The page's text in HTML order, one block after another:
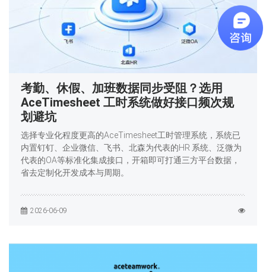
考勤、休假、加班数据同步受阻？选用
AceTimesheet 工时系统做好接口频次规
划避坑
选择专业化程度更高的AceTimesheet工时管理系统，系统已
内置钉钉、企业微信、飞书、北森为代表的HR 系统、泛微为
代表的OA等标准化集成接口，开箱即可打通三方平台数据，
省去定制化开发成本与周期。
2026-06-09